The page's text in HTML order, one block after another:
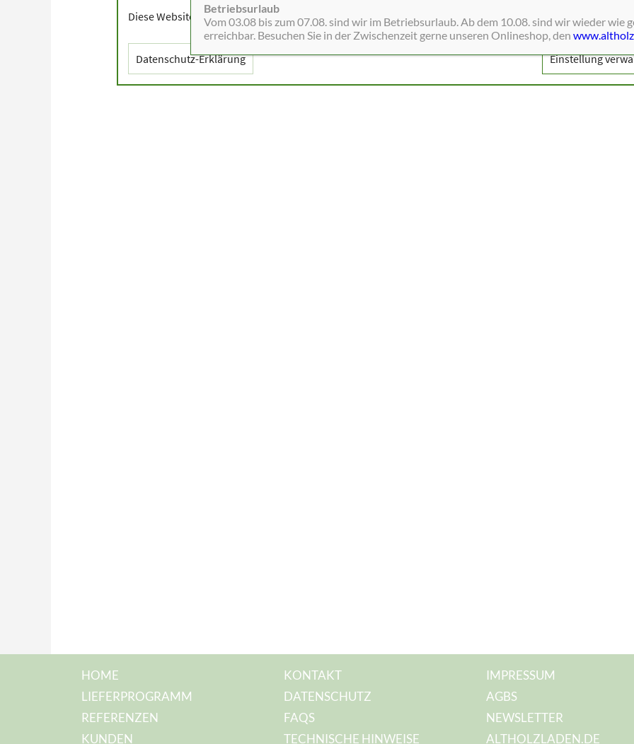
HOME
LIEFERPROGRAMM
REFERENZEN
KUNDEN
KONTAKT
DATENSCHUTZ
FAQS
TECHNISCHE HINWEISE
IMPRESSUM
AGBS
NEWSLETTER
ALTHOLZLADEN.DE
Betriebsurlaub
Vom 03.08 bis zum 07.08. sind wir im Betriebsurlaub. Ab dem 10.08. sind wir wieder wie
erreichbar. Besuchen Sie in der Zwischenzeit gerne unseren Onlineshop, den
Diese Website setzt Cookies sowie externe Dienste wie Schriften, Blätterkataloge, Social-Media und
Datenschutz-Erklärung Einstellung